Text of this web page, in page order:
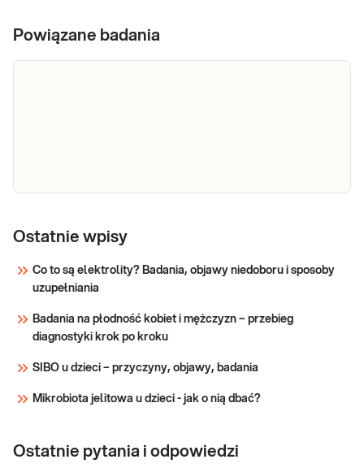
Powiązane badania
duplikacji w genach RET, ZEB2, EDN3 i GDNF met.
Ostatnie wpisy
Co to są elektrolity? Badania, objawy niedoboru i sposoby
uzupełniania
Badania na płodność kobiet i mężczyzn – przebieg
diagnostyki krok po kroku
SIBO u dzieci – przyczyny, objawy, badania
Mikrobiota jelitowa u dzieci - jak o nią dbać?
Ostatnie pytania i odpowiedzi